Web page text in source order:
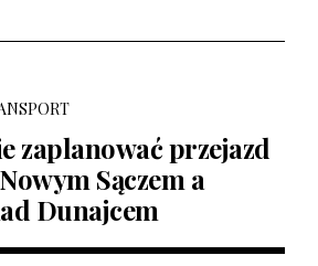
zaplanować przejazd
Sączem a
Dunajcem